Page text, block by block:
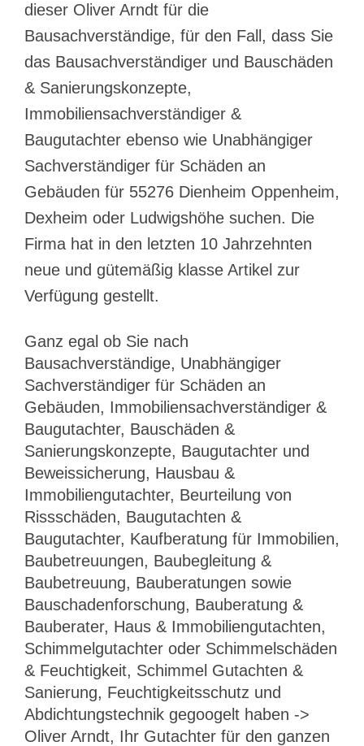
dieser Oliver Arndt für die
Bausachverständige, für den Fall, dass Sie
das Bausachverständiger und Bauschäden
& Sanierungskonzepte,
Immobiliensachverständiger &
Baugutachter ebenso wie Unabhängiger
Sachverständiger für Schäden an
Gebäuden für 55276 Dienheim Oppenheim,
Dexheim oder Ludwigshöhe suchen. Die
Firma hat in den letzten 10 Jahrzehnten
neue und gütemäßig klasse Artikel zur
Verfügung gestellt.
Ganz egal ob Sie nach
Bausachverständige, Unabhängiger
Sachverständiger für Schäden an
Gebäuden, Immobiliensachverständiger &
Baugutachter, Bauschäden &
Sanierungskonzepte, Baugutachter und
Beweissicherung, Hausbau &
Immobiliengutachter, Beurteilung von
Rissschäden, Baugutachten &
Baugutachter, Kaufberatung für Immobilien,
Baubetreuungen, Baubegleitung &
Baubetreuung, Bauberatungen sowie
Bauschadenforschung, Bauberatung &
Bauberater, Haus & Immobiliengutachten,
Schimmelgutachter oder Schimmelschäden
& Feuchtigkeit, Schimmel Gutachten &
Sanierung, Feuchtigkeitsschutz und
Abdichtungstechnik gegoogelt haben ->
Oliver Arndt, Ihr Gutachter für den ganzen